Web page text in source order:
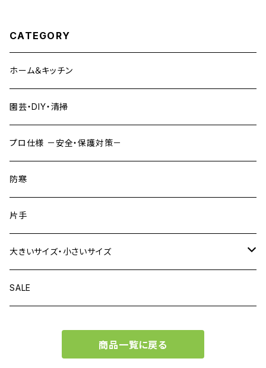
CATEGORY
ホーム＆キッチン
園芸・DIY・清掃
プロ仕様 －安全・保護対策－
防寒
片手
大きいサイズ・小さいサイズ
大きいサイズがある商品
SALE
商品一覧に戻る